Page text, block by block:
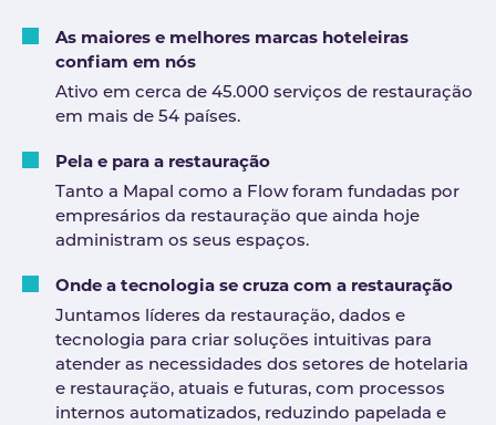
As maiores e melhores marcas hoteleiras
confiam em nós
Ativo em cerca de 45.000 serviços de restauração
em mais de 54 países.
Pela e para a restauração
Tanto a Mapal como a Flow foram fundadas por
empresários da restauração que ainda hoje
administram os seus espaços.
Onde a tecnologia se cruza com a restauração
Juntamos líderes da restauração, dados e
tecnologia para criar soluções intuitivas para
atender as necessidades dos setores de hotelaria
e restauração, atuais e futuras, com processos
internos automatizados, reduzindo papelada e